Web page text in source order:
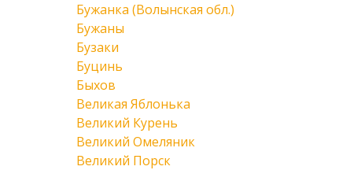
Бужанка (Волынская обл.)
Бужаны
Бузаки
Буцинь
Быхов
Великая Яблонька
Великий Курень
Великий Омеляник
Великий Порск